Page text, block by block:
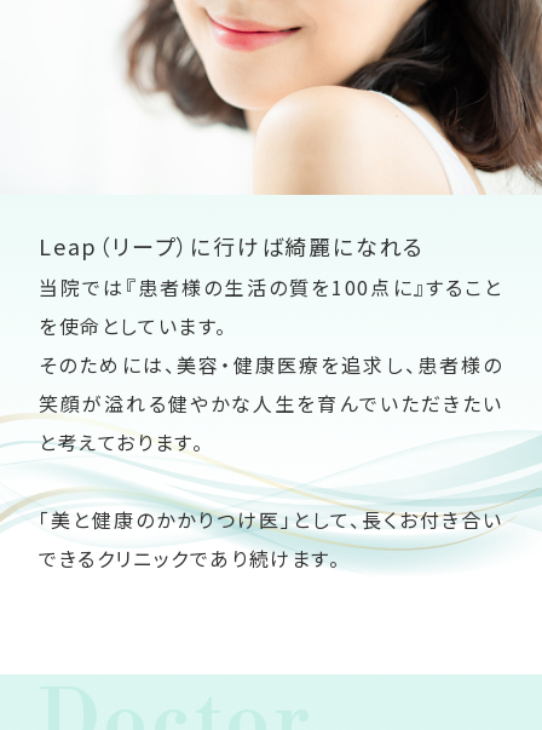
Leap（リープ）に行けば綺麗になれる
当院では『患者様の生活の質を100点に』すること
を使命としています。
そのためには、美容・健康医療を追求し、患者様の
笑顔が溢れる健やかな人生を育んでいただきたい
と考えております。
「美と健康のかかりつけ医」として、長くお付き合い
できるクリニックであり続けます。